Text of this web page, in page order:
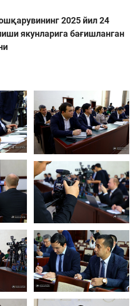
2025 йил 24
якунларига бағишланган